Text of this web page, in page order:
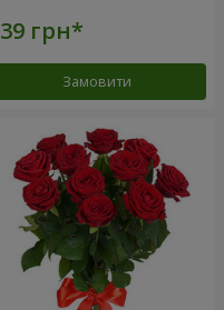
Замовити